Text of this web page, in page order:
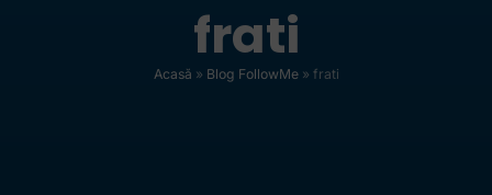
frati
Acasă » Blog FollowMe» frati